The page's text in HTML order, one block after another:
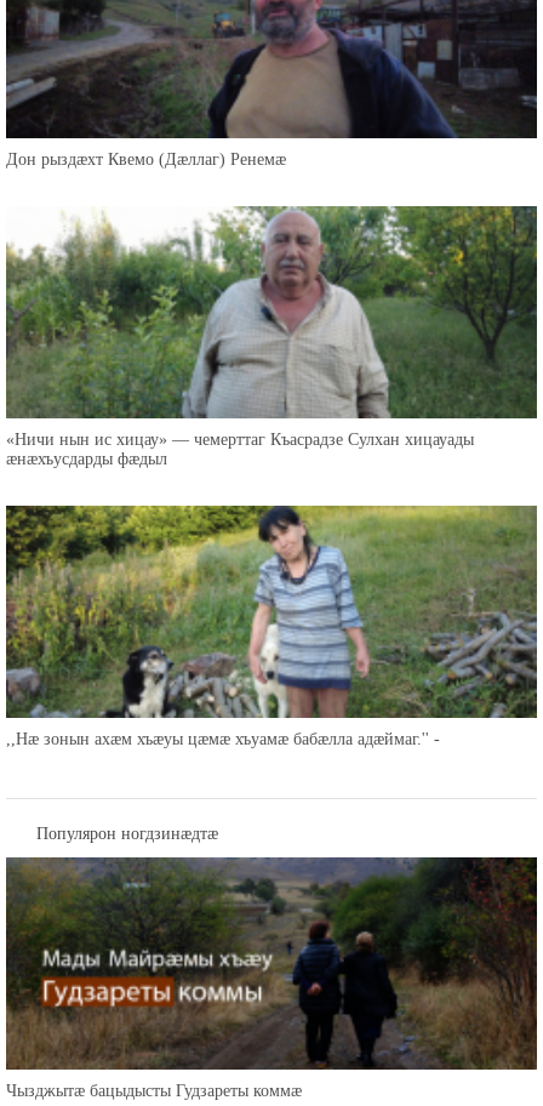
Дон рыздæхт Квемо (Дæллаг) Ренемæ
«Ничи нын ис хицау» — чемерттаг Къасрадзе Сулхан хицауады
æнæхъусдарды фæдыл
,,Нæ зонын ахæм хъæуы цæмæ хъуамæ бабæлла адæймаг.'' -
Популярон ногдзинæдтæ
Чызджытæ бацыдысты Гудзареты коммæ